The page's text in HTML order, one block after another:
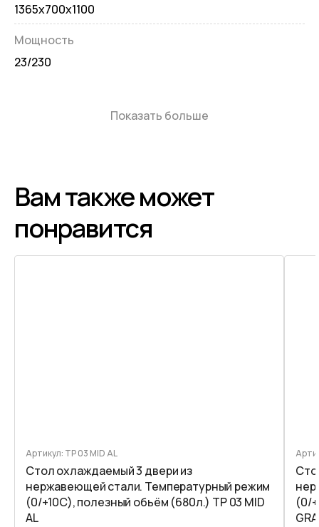
1365x700x1100
Мощность
23/230
Показать больше
Вам также может
понравится
Артикул: TP 03 MID AL
Стол охлаждаемый 3 двери из
нержавеющей стали. Температурный режим
(0/+10C), полезный обьём (680л.) TP 03 MID
AL
(0/
GRA